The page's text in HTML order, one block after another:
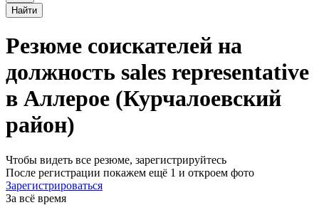
Найти
Резюме соискателей на
должность sales representative
в Аллерое (Курчалоевский
район)
Чтобы видеть все резюме, зарегистрируйтесь
После регистрации покажем ещё 1 и откроем фото
Зарегистрироваться
За всё время